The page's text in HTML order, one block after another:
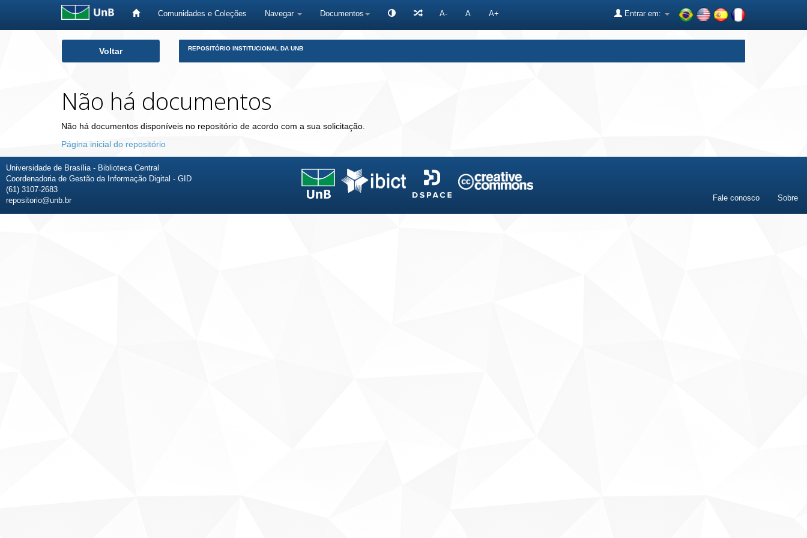
Comunidades e Coleções Navegar Documentos A- A A+ Entrar em:
Voltar REPOSITÓRIO INSTITUCIONAL DA UNB
Não há documentos
Não há documentos disponíveis no repositório de acordo com a sua solicitação.
Página inicial do repositório
Universidade de Brasília - Biblioteca Central
Coordenadoria de Gestão da Informação Digital - GID
(61) 3107-2683
repositorio@unb.br
Fale conosco Sobre